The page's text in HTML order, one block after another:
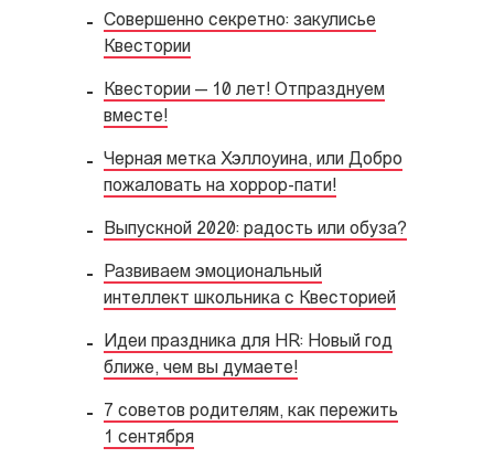
Совершенно секретно: закулисье
Квестории
Квестории — 10 лет! Отпразднуем
вместе!
Черная метка Хэллоуина, или Добро
пожаловать на хоррор-пати!
Выпускной 2020: радость или обуза?
Развиваем эмоциональный
интеллект школьника с Квесторией
Идеи праздника для HR: Новый год
ближе, чем вы думаете!
7 советов родителям, как пережить
1 сентября